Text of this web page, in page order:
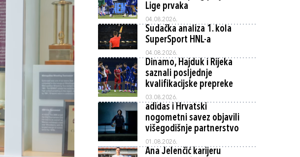
Lige prvaka
04.08.2026.
Sudačka analiza 1. kola
SuperSport HNL-a
04.08.2026.
Dinamo, Hajduk i Rijeka
saznali posljednje
kvalifikacijske prepreke
03.08.2026.
adidas i Hrvatski
nogometni savez objavili
višegodišnje partnerstvo
01.08.2026.
Ana Jelenčić karijeru